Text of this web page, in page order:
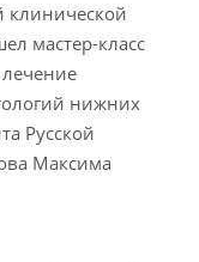
клинической
мастер-класс
нижних
Русской
Максима